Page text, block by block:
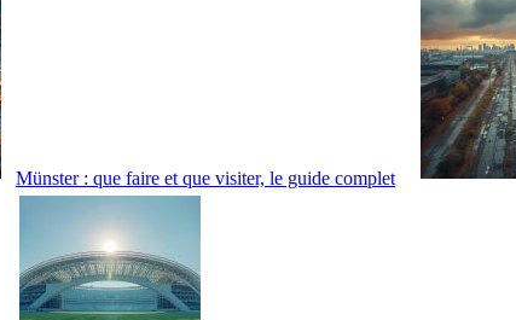
Münster : que faire et que visiter, le guide complet